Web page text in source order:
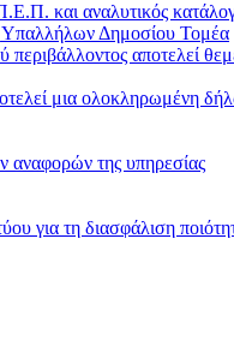
και αναλυτικός
Υπαλλήλων Δημοσίου Τομέα
αποτελεί
μια ολοκληρωμένη
αναφορών της υπηρεσίας
για τη διασφάλιση